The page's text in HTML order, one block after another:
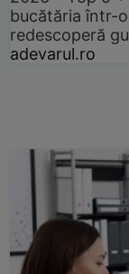
bucătăria într-
redescoperă
adevarul.ro